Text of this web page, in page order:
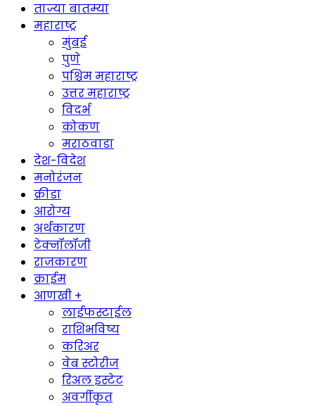
ताज्या बातम्या
महाराष्ट्र
मुंबई
पुणे
पश्चिम महाराष्ट्र
उत्तर महाराष्ट्र
विदर्भ
कोकण
मराठवाडा
देश-विदेश
मनोरंजन
क्रीडा
आरोग्य
अर्थकारण
टेक्नॉलॉजी
राजकारण
क्राईम
आणखी +
लाईफस्टाईल
राशिभविष्य
करिअर
वेब स्टोरीज
रिअल इस्टेट
अवर्गीकृत